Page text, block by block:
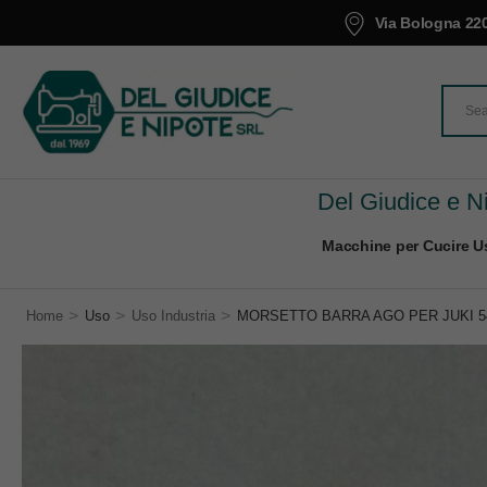
Via Bologna
Del Giudice e
Macchine per Cucire
Home > Uso > Uso Industria > MORSETTO BARRA AGO PER JUKI